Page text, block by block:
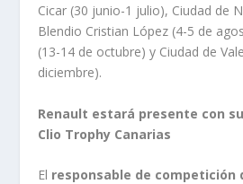
Cicar (30 junio-1 julio), Ciudad de
Blendio Cristian López (4-5 de
(13-14 de octubre) y Ciudad de
diciembre).
Renault estará presente con
Clio Trophy Canarias
El responsable de competición